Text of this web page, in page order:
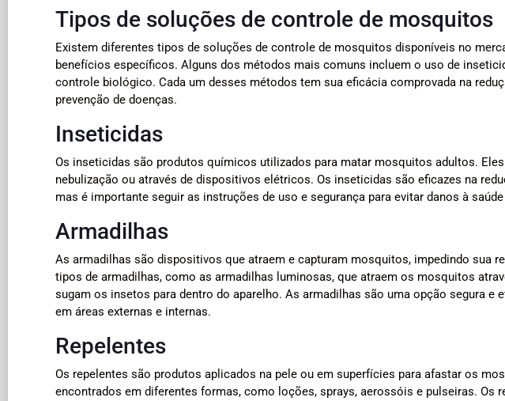
Tipos de soluções de controle de mosquitos
Existem diferentes tipos de soluções de controle de mosquitos disponíveis no
benefícios específicos. Alguns dos métodos mais comuns incluem o uso de
controle biológico. Cada um desses métodos tem sua eficácia comprovada na
prevenção de doenças.
Inseticidas
Os inseticidas são produtos químicos utilizados para matar mosquitos adultos.
nebulização ou através de dispositivos elétricos. Os inseticidas são eficazes na
mas é importante seguir as instruções de uso e segurança para evitar danos à
Armadilhas
As armadilhas são dispositivos que atraem e capturam mosquitos, impedindo sua
tipos de armadilhas, como as armadilhas luminosas, que atraem os mosquitos
sugam os insetos para dentro do aparelho. As armadilhas são uma opção segura e
em áreas externas e internas.
Repelentes
Os repelentes são produtos aplicados na pele ou em superfícies para afastar os
encontrados em diferentes formas, como loções, sprays, aerossóis e pulseiras. Os